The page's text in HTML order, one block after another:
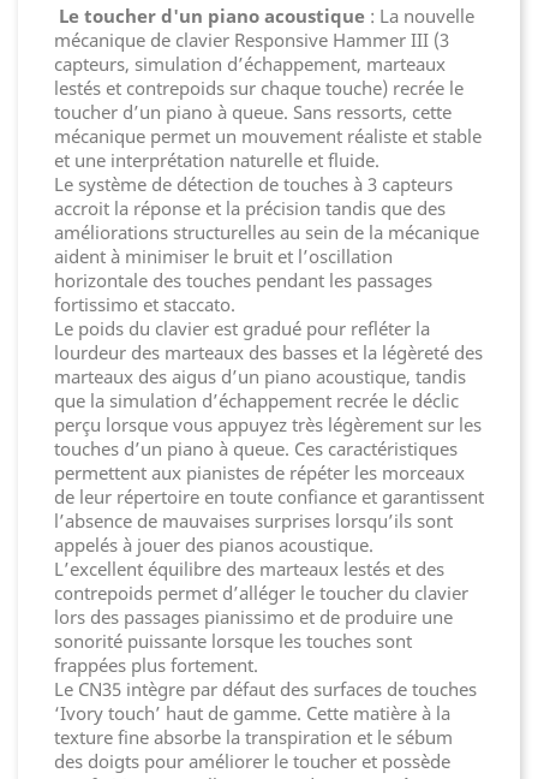
Le toucher d'un piano acoustique : La nouvelle
mécanique de clavier Responsive Hammer III (3
capteurs, simulation d’échappement, marteaux
lestés et contrepoids sur chaque touche) recrée le
toucher d’un piano à queue. Sans ressorts, cette
mécanique permet un mouvement réaliste et stable
et une interprétation naturelle et fluide.
Le système de détection de touches à 3 capteurs
accroit la réponse et la précision tandis que des
améliorations structurelles au sein de la mécanique
aident à minimiser le bruit et l’oscillation
horizontale des touches pendant les passages
fortissimo et staccato.
Le poids du clavier est gradué pour refléter la
lourdeur des marteaux des basses et la légèreté des
marteaux des aigus d’un piano acoustique, tandis
que la simulation d’échappement recrée le déclic
perçu lorsque vous appuyez très légèrement sur les
touches d’un piano à queue. Ces caractéristiques
permettent aux pianistes de répéter les morceaux
de leur répertoire en toute confiance et garantissent
l’absence de mauvaises surprises lorsqu’ils sont
appelés à jouer des pianos acoustique.
L’excellent équilibre des marteaux lestés et des
contrepoids permet d’alléger le toucher du clavier
lors des passages pianissimo et de produire une
sonorité puissante lorsque les touches sont
frappées plus fortement.
Le CN35 intègre par défaut des surfaces de touches
‘Ivory touch’ haut de gamme. Cette matière à la
texture fine absorbe la transpiration et le sébum
des doigts pour améliorer le toucher et possède